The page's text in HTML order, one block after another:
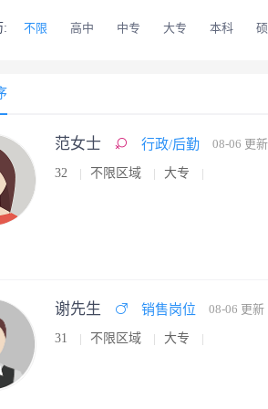
: 不限 高中 中专 大专 本科
范女士 行政/后勤 08-06 更新
32 不限区域 大专
谢先生 销售岗位 08-06 更新
31 不限区域 大专